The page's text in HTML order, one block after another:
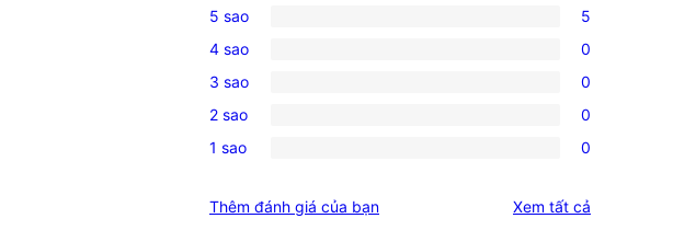
5
5-
star
reviews
5 sao 5
0
4-
star
reviews
4 sao 0
0
3-
star
3 sao 0
0
2-
reviews
2 sao 0
0
star
1 sao 0
Thêm đánh giá của bạn Xem tất cả